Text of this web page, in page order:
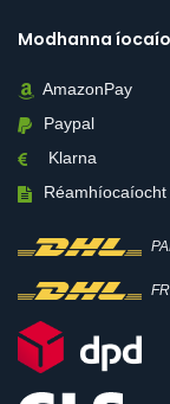
Modhanna
AmazonPay
Paypal
Klarna
Réamhíocaíocht